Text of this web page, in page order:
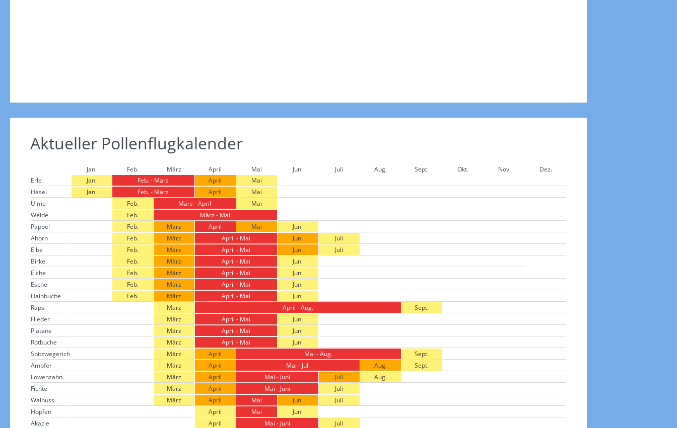
Aktueller Pollenflugkalender
Jan. Feb. März April Mai Juni Juli Aug. Sept. Okt. Nov.
Dez.
Erle
Jan. Feb. - März April
Mai
Hasel
Jan. Feb. - März April
Mai
Ulme
Feb. März - April
Mai
Weide
Feb.
März - Mai
Pappel
Feb. März April Mai
Juni
Ahorn
Feb. März April - Mai Juni
Juli
Eibe
Feb. März April - Mai Juni
Juli
Birke
Feb. März April - Mai
Juni
Eiche
Feb. März April - Mai
Juni
Esche
Feb. März April - Mai
Juni
Hainbuche
Feb. März April - Mai
Juni
Raps
März April - Aug.
Sept.
Flieder
März April - Mai
Juni
Platane
März April - Mai
Juni
Rotbuche
März April - Mai
Juni
Spitzwegerich
März April Mai - Aug.
Sept.
Ampfer
März April Mai - Juli Aug.
Sept.
Löwenzahn
März April Mai - Juni Juli
Aug.
Fichte
März April Mai - Juni
Juli
Walnuss
März April Mai Juni
Juli
Hopfen
April Mai
Juni
Akazie
April Mai - Juni Juli